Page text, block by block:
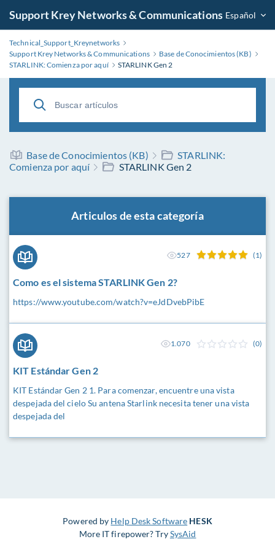
Support Krey Networks & Communications Español
Technical_Support_Kreynetworks
Support Krey Networks & Communications
Base de Conocimientos (KB)
STARLINK: Comienza por aquí
STARLINK Gen 2
Base de Conocimientos (KB)
STARLINK:
Comienza por aquí
STARLINK Gen 2
Articulos de esta categoría
Como es el sistema STARLINK Gen 2?
https://www.youtube.com/watch?v=eJdDvebPibE
527 (1)
KIT Estándar Gen 2
KIT Estándar Gen 2 1. Para comenzar, encuentre una vista
despejada del cielo Su antena Starlink necesita tener una vista
despejada del
1.070 (0)
Powered by Help Desk Software HESK
More IT firepower? TrySysAid